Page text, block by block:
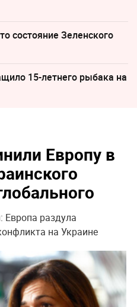
состояние Зеленского
15-летнего рыбака на
Европу в
Европа раздула
на Украине